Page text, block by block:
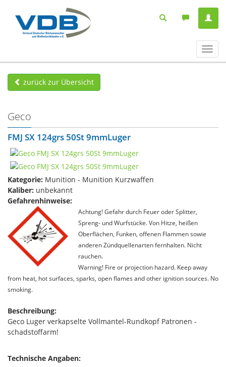
ein-/
zurück zur Übersicht
Geco
FMJ SX 124grs 50St 9mmLuger
Kategorie: Munition - Munition Kurzwaffen
Kaliber: unbekannt
Gefahrenhinweise:
Achtung! Gefahr durch Feuer oder Splitter,
Spreng- und Wurfstücke. Von Hitze, heißen
Oberflächen, Funken, offenen Flammen sowie
anderen Zündquellenarten fernhalten. Nicht
rauchen.
Warning! Fire or projection hazard. Keep away
from heat, hot surfaces, sparks, open flames and other ignition sources. No
smoking.
Beschreibung:
Geco Luger verkapselte Vollmantel-Rundkopf Patronen -
schadstoffarm!
Technische Angaben: